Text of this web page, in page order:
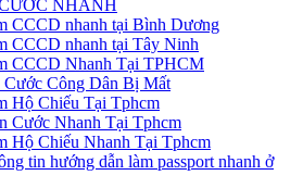
NHANH
CCCD nhanh tại Bình Dương
CCCD nhanh tại Tây Ninh
CCCD Nhanh Tại TPHCM
Cước Công Dân Bị Mất
Hộ Chiếu Tại Tphcm
Cước Nhanh Tại Tphcm
Hộ Chiếu Nhanh Tại Tphcm
tin hướng dẫn làm passport nhanh ở